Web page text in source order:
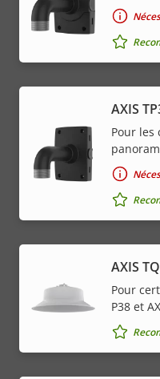
AXIS
Pour les
AXIS
Pour
P38 et